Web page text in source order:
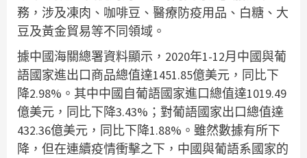
務，涉及凍肉、咖啡豆、醫療防疫用品、白糖、大
豆及黃金貿易等不同領域。
據中國海關總署資料顯示，2020年1-12月中國與葡
語國家進出口商品總值達1451.85億美元，同比下
降2.98%。其中中國自葡語國家進口總值達1019.49
億美元，同比下降3.43%；對葡語國家出口總值達
432.36億美元，同比下降1.88%。雖然數據有所下
降，但在連續疫情衝擊之下，中國與葡語系國家的